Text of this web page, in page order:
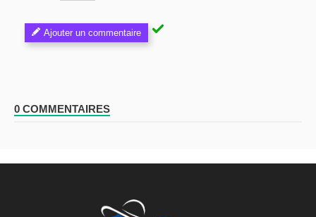
Ajouter un commentaire
0 COMMENTAIRES